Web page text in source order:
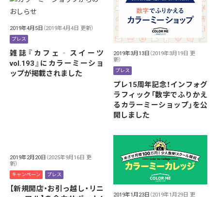
2019年4月5日 （2019年4月4日 更新）
プレス
雑誌『カフェ‐スイーツ
vol.193』にカラーミーショ
ップが掲載されました
2019年3月13日 （2019年3月19日 更
新）
プレス
プレ15周年記念！インフォグ
ラフィック「数字でふりかえ
るカラーミーショップ」を公
開しました
2019年2月20日 （2025年9月16日 更
新）
キャンペーン プレス
【新規開店・お引っ越し・リニ
2019年1月23日 （2019年1月29日 更